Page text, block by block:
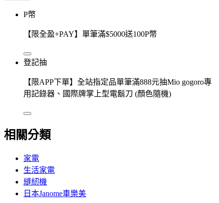
P幣
【限全盈+PAY】單筆滿$5000送100P幣
登記抽
【限APP下單】全站指定品單筆滿888元抽Mio gogoro專
用記錄器、國際牌掌上型電鬍刀 (顏色隨機)
相關分類
家電
生活家電
縫紉機
日本Janome車樂美